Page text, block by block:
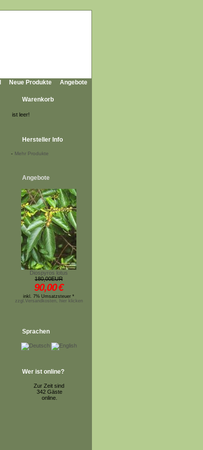
Neue Produkte Angebote
Warenkorb
ist leer!
Hersteller Info
- Mehr Produkte
Angebote
Diospyros lotus
180,00EUR
90,00€
inkl. 7% Umsatzsteuer *
zzgl.Versandkosten, hier klicken
Sprachen
Wer ist online?
Zur Zeit sind
342 Gäste
online.